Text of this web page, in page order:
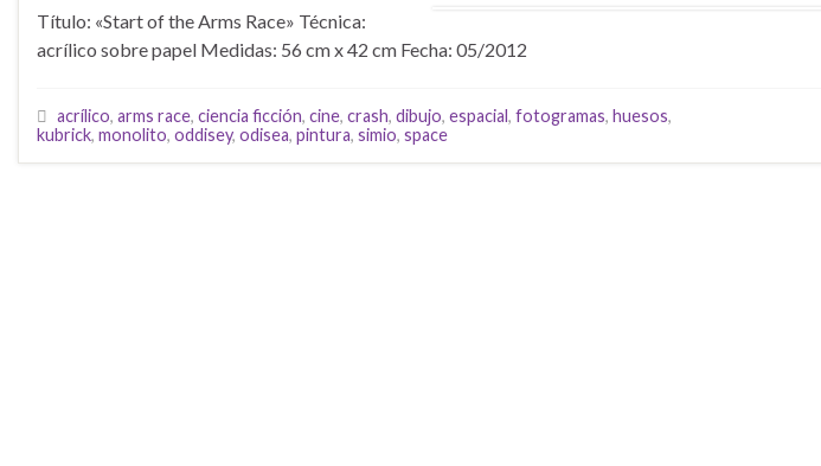
Título: «Start of the Arms Race» Técnica:
acrílico sobre papel Medidas: 56 cm x 42 cm Fecha: 05/2012
acrílico, arms race, ciencia ficción, cine, crash, dibujo, espacial, fotogramas, huesos,
kubrick, monolito, oddisey, odisea, pintura, simio, space